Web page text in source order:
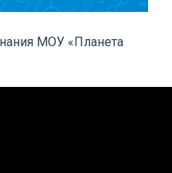
МОУ «Планета